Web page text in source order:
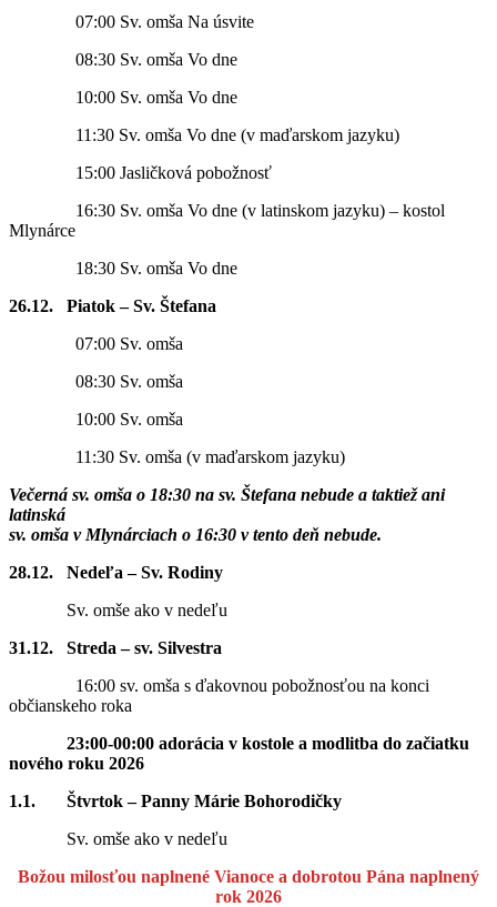
07:00 Sv. omša Na úsvite
08:30 Sv. omša Vo dne
10:00 Sv. omša Vo dne
11:30 Sv. omša Vo dne (v maďarskom jazyku)
15:00 Jasličková pobožnosť
16:30 Sv. omša Vo dne (v latinskom jazyku) – kostol
Mlynárce
18:30 Sv. omša Vo dne
26.12. Piatok – Sv. Štefana
07:00 Sv. omša
08:30 Sv. omša
10:00 Sv. omša
11:30 Sv. omša (v maďarskom jazyku)
Večerná sv. omša o 18:30 na sv. Štefana nebude a taktiež ani
latinská
sv. omša v Mlynárciach o 16:30 v tento deň nebude.
28.12. Nedeľa – Sv. Rodiny
Sv. omše ako v nedeľu
31.12. Streda – sv. Silvestra
16:00 sv. omša s ďakovnou pobožnosťou na konci
občianskeho roka
23:00-00:00 adorácia v kostole a modlitba do začiatku
nového roku 2026
1.1. Štvrtok – Panny Márie Bohorodičky
Sv. omše ako v nedeľu
Božou milosťou naplnené Vianoce a dobrotou Pána naplnený
rok 2026